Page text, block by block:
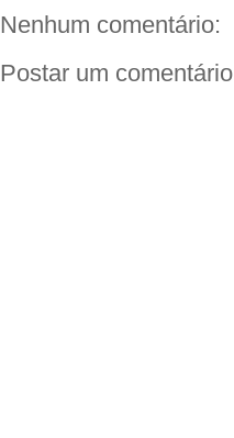
Nenhum comentário:
Postar um comentário